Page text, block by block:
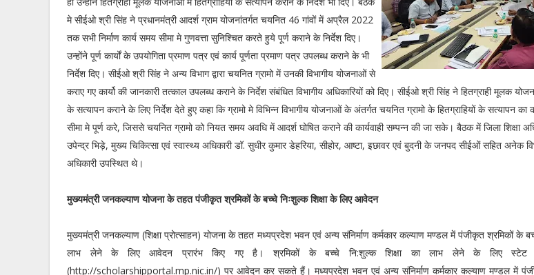
मे सीईओ श्री सिंह ने प्रधानमंत्री आदर्श ग्राम योजनांतर्गत चयनित 46 गांवों में अप्रैल 2022
तक सभी निर्माण कार्य समय सीमा मे गुणवत्ता सुनिश्चित करते हुये पूर्ण कराने के निर्देश दिए।
उन्होंने पूर्ण कार्यों के उपयोगिता प्रमाण पत्र एवं कार्य पूर्णता प्रमाण पत्र उपलब्ध कराने के भी
निर्देश दिए। सीईओ श्री सिंह ने अन्य विभाग द्वारा चयनित ग्रामो में उनकी विभागीय योजनाओं से
कराए गए कार्यो की जानकारी तत्काल उपलब्ध कराने के निर्देश संबंधित विभागीय अधिकारियों को दिए। सीईओ श्री सिंह ने हितग्राही मूलक
के सत्यापन कराने के लिए निर्देश देते हुए कहा कि ग्रामो मे विभिन्न विभागीय योजनाओं के अंतर्गत चयनित ग्रामो के हितग्राहियों के सत्यापन का
सीमा मे पूर्ण करे, जिससे चयनित ग्रामो को नियत समय अवधि में आदर्श घोषित कराने की कार्यवाही सम्पन्न की जा सके। बैठक में जिला शिक्षा
उपेन्द्र भिड़े, मुख्य चिकित्सा एवं स्वास्थ्य अधिकारी डॉ. सुधीर कुमार डेहरिया, सीहोर, आष्टा, इछावर एवं बुदनी के जनपद सीईओं सहित अनेक
अधिकारी उपस्थित थे।
मुख्यमंत्री जनकल्याण योजना के तहत पंजीकृत श्रमिकों के बच्चे निःशुल्क शिक्षा के लिए आवेदन
मुख्यमंत्री जनकल्याण (शिक्षा प्रोत्साहन) योजना के तहत मध्यप्रदेश भवन एवं अन्य संनिर्माण कर्मकार कल्याण मण्डल में पंजीकृत श्रमिकों के
लाभ लेने के लिए आवेदन प्रारंभ किए गए है। श्रमिकों के बच्चे नि:शुल्क शिक्षा का लाभ लेने के लिए स्टेट
(http://scholarshipportal.mp.nic.in/) पर आवेदन कर सकते हैं। मध्यप्रदेश भवन एवं अन्य संनिर्माण कर्मकार कल्याण मण्डल में